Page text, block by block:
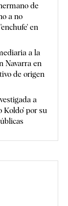
de
a no
en
a la
Navarra en
de origen
a
Koldo' por su